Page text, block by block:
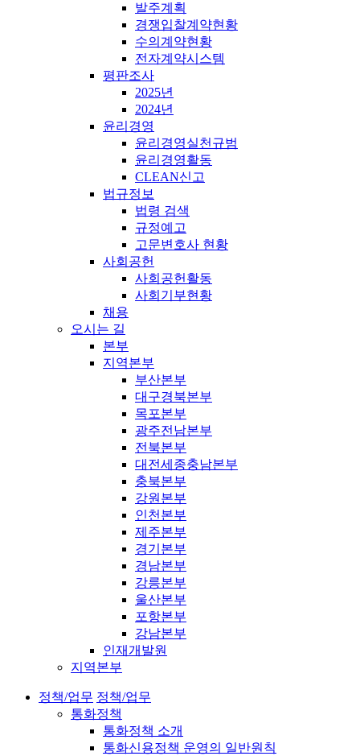
발주계획
경쟁입찰계약현황
수의계약현황
전자계약시스템
평판조사
2025년
2024년
윤리경영
윤리경영실천규범
윤리경영활동
CLEAN신고
법규정보
법령 검색
규정예고
고문변호사 현황
사회공헌
사회공헌활동
사회기부현황
채용
오시는 길
본부
지역본부
부산본부
대구경북본부
목포본부
광주전남본부
전북본부
대전세종충남본부
충북본부
강원본부
인천본부
제주본부
경기본부
경남본부
강릉본부
울산본부
포항본부
강남본부
인재개발원
지역본부
정책/업무 정책/업무
통화정책
통화정책 소개
통화신용정책 운영의 일반원칙